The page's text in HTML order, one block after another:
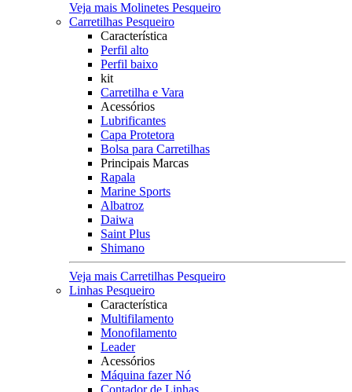
Veja mais Molinetes Pesqueiro
Carretilhas Pesqueiro
Característica
Perfil alto
Perfil baixo
kit
Carretilha e Vara
Acessórios
Lubrificantes
Capa Protetora
Bolsa para Carretilhas
Principais Marcas
Rapala
Marine Sports
Albatroz
Daiwa
Saint Plus
Shimano
Veja mais Carretilhas Pesqueiro
Linhas Pesqueiro
Característica
Multifilamento
Monofilamento
Leader
Acessórios
Máquina fazer Nó
Contador de Linhas